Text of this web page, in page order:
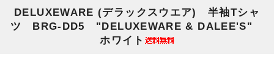
DELUXEWARE (デラックスウエア) 半袖Tシャ
ツ BRG-DD5 "DELUXEWARE & DALEE'S"
ホワイト